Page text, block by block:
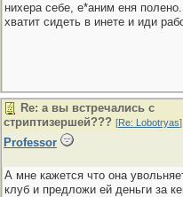
нихера себе, е*аним еня
хватит сидеть в инете и иди
Re: а вы встречались с
стриптизершей??? [Re: Lobotryas]
Professor
А мне кажется что она
клуб и предложи ей деньги за